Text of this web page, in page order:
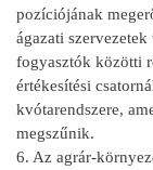
pozíciójának
ágazati
fogyasztók közötti
értékesítési
kvótarendszere,
megszűnik.
6. Az agrár-